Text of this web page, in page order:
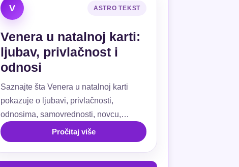
V ASTRO TEKST
Venera u natalnoj karti:
ljubav, privlačnost i
odnosi
Saznajte šta Venera u natalnoj karti
pokazuje o ljubavi, privlačnosti,
odnosima, samovrednosti, novcu,
uživanju, kućama i aspektima.
Pročitaj više